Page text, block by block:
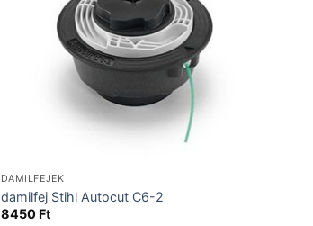
DAMILFEJEK
damilfej Stihl Autocut C6-2
8450 Ft